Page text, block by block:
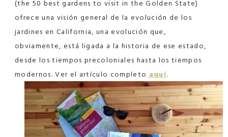
(the 50 best gardens to visit in the Golden State)
ofrece una visión general de la evolución de los
jardines en California, una evolución que,
obviamente, está ligada a la historia de ese estado,
desde los tiempos precoloniales hasta los tiempos
modernos. Ver el artículo completoaquí.